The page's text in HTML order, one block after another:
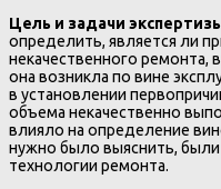
Цель и задачи
определить, является ли
некачественного
она возникла по вине
в установлении
объема некачественно
влияло на определение
нужно было выяснить,
технологии ремонта.